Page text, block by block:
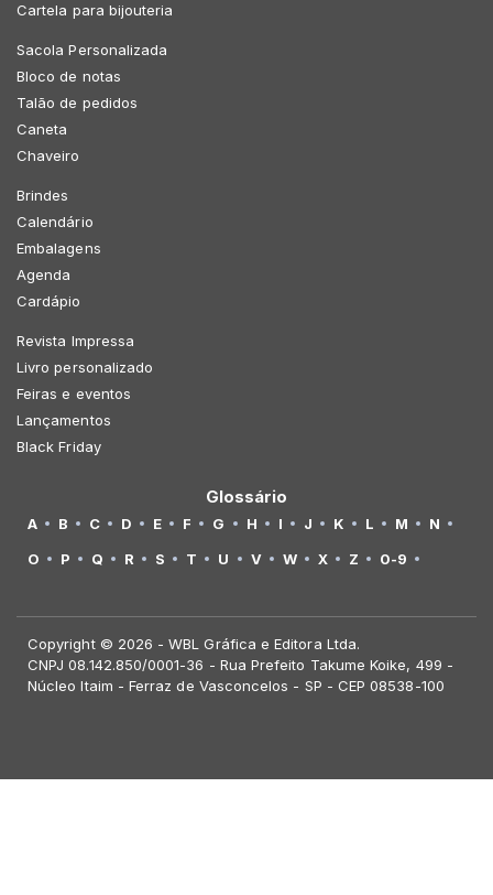
Cartela para bijouteria
Sacola Personalizada
Bloco de notas
Talão de pedidos
Caneta
Chaveiro
Brindes
Calendário
Embalagens
Agenda
Cardápio
Revista Impressa
Livro personalizado
Feiras e eventos
Lançamentos
Black Friday
Glossário
A B C D E F G H I J K L M
N
O
P Q R S T U V W X Z 0-9
Copyright © 2026 - WBL Gráfica e Editora Ltda.
CNPJ 08.142.850/0001-36 - Rua Prefeito Takume Koike, 499 -
Núcleo Itaim - Ferraz de Vasconcelos - SP - CEP 08538-100